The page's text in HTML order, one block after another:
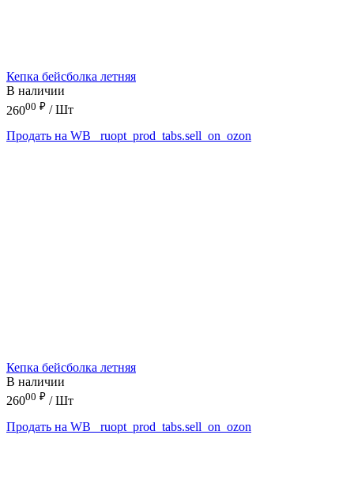
Кепка бейсболка летняя
В наличии
26000 ₽ / Шт
Продать на WB
_ruopt_prod_tabs.sell_on_ozon
Кепка бейсболка летняя
В наличии
26000 ₽ / Шт
Продать на WB
_ruopt_prod_tabs.sell_on_ozon